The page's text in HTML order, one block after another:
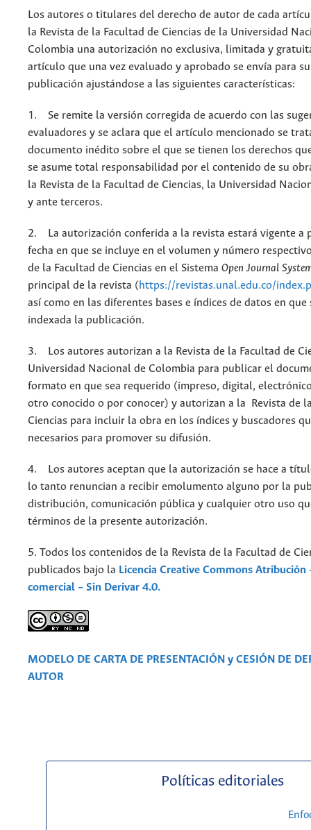
Los autores o titulares del derecho de autor de cada
la Revista de la Facultad de Ciencias de la Universidad
Colombia una autorización no exclusiva, limitada y
artículo que una vez evaluado y aprobado se envía para
publicación ajustándose a las siguientes características:
1. Se remite la versión corregida de acuerdo con las
evaluadores y se aclara que el artículo mencionado se
documento inédito sobre el que se tienen los derechos
se asume total responsabilidad por el contenido de su
la Revista de la Facultad de Ciencias, la Universidad
y ante terceros.
2. La autorización conferida a la revista estará vigente a
fecha en que se incluye en el volumen y número
de la Facultad de Ciencias en el Sistema Open Journal
principal de la revista (https://revistas.unal.edu.co/
así como en las diferentes bases e índices de datos en que
indexada la publicación.
3. Los autores autorizan a la Revista de la Facultad de
Universidad Nacional de Colombia para publicar el
formato en que sea requerido (impreso, digital,
otro conocido o por conocer) y autorizan a la Revista de
Ciencias para incluir la obra en los índices y buscadores
necesarios para promover su difusión.
4. Los autores aceptan que la autorización se hace a
lo tanto renuncian a recibir emolumento alguno por la
distribución, comunicación pública y cualquier otro uso
términos de la presente autorización.
5. Todos los contenidos de la Revista de la Facultad de
publicados bajo la Licencia Creative Commons Atribución
comercial – Sin Derivar 4.0.
MODELO DE CARTA DE PRESENTACIÓN y CESIÓN DE
AUTOR
Políticas editoriales